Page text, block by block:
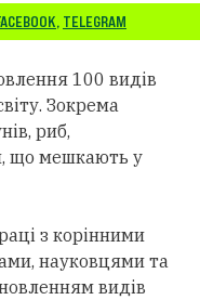
, TELEGRAM
100 видів
Зокрема
риб,
що мешкають у
з корінними
науковцями та
видів